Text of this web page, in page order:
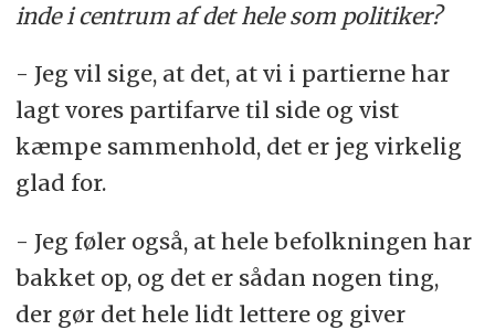
inde i centrum af det hele som politiker?
- Jeg vil sige, at det, at vi i partierne har
lagt vores partifarve til side og vist
kæmpe sammenhold, det er jeg virkelig
glad for.
- Jeg føler også, at hele befolkningen har
bakket op, og det er sådan nogen ting,
der gør det hele lidt lettere og giver